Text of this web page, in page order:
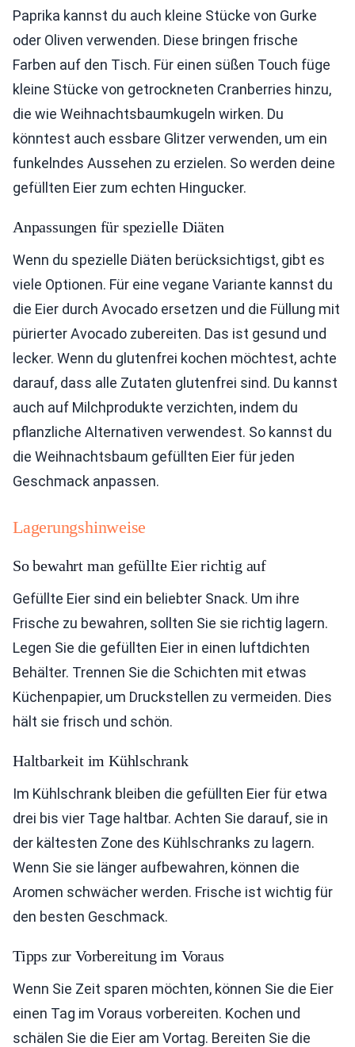
Paprika kannst du auch kleine Stücke von Gurke
oder Oliven verwenden. Diese bringen frische
Farben auf den Tisch. Für einen süßen Touch füge
kleine Stücke von getrockneten Cranberries hinzu,
die wie Weihnachtsbaumkugeln wirken. Du
könntest auch essbare Glitzer verwenden, um ein
funkelndes Aussehen zu erzielen. So werden deine
gefüllten Eier zum echten Hingucker.
Anpassungen für spezielle Diäten
Wenn du spezielle Diäten berücksichtigst, gibt es
viele Optionen. Für eine vegane Variante kannst du
die Eier durch Avocado ersetzen und die Füllung mit
pürierter Avocado zubereiten. Das ist gesund und
lecker. Wenn du glutenfrei kochen möchtest, achte
darauf, dass alle Zutaten glutenfrei sind. Du kannst
auch auf Milchprodukte verzichten, indem du
pflanzliche Alternativen verwendest. So kannst du
die Weihnachtsbaum gefüllten Eier für jeden
Geschmack anpassen.
Lagerungshinweise
So bewahrt man gefüllte Eier richtig auf
Gefüllte Eier sind ein beliebter Snack. Um ihre
Frische zu bewahren, sollten Sie sie richtig lagern.
Legen Sie die gefüllten Eier in einen luftdichten
Behälter. Trennen Sie die Schichten mit etwas
Küchenpapier, um Druckstellen zu vermeiden. Dies
hält sie frisch und schön.
Haltbarkeit im Kühlschrank
Im Kühlschrank bleiben die gefüllten Eier für etwa
drei bis vier Tage haltbar. Achten Sie darauf, sie in
der kältesten Zone des Kühlschranks zu lagern.
Wenn Sie sie länger aufbewahren, können die
Aromen schwächer werden. Frische ist wichtig für
den besten Geschmack.
Tipps zur Vorbereitung im Voraus
Wenn Sie Zeit sparen möchten, können Sie die Eier
einen Tag im Voraus vorbereiten. Kochen und
schälen Sie die Eier am Vortag. Bereiten Sie die